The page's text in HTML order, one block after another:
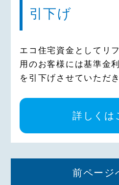
引下げ
エコ住宅資金としてリ
用のお客様には基準金
を引下げさせていただ
詳しくは
前ページ